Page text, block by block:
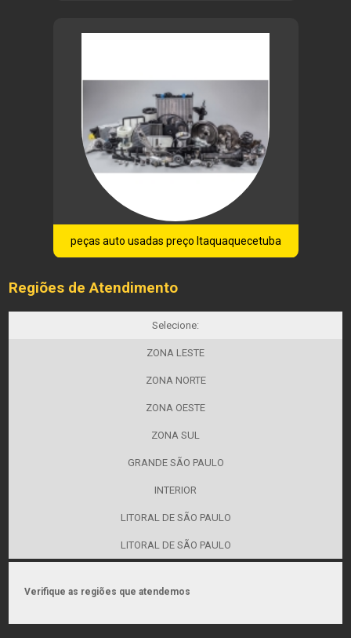
peças auto usadas preço Itaquaquecetuba
Regiões de Atendimento
Selecione:
ZONA LESTE
ZONA NORTE
ZONA OESTE
ZONA SUL
GRANDE SÃO PAULO
INTERIOR
LITORAL DE SÃO PAULO
LITORAL DE SÃO PAULO
Verifique as regiões que atendemos